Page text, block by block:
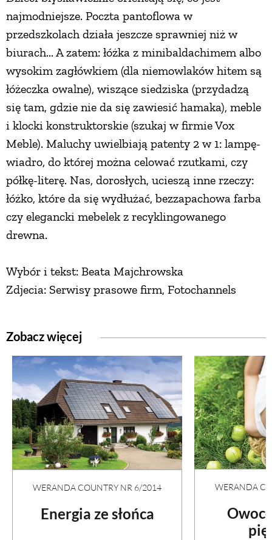
najmodniejsze. Poczta pantoflowa w
przedszkolach działa jeszcze sprawniej niż w
biurach... A zatem: łóżka z minibaldachimem albo
wysokim zagłówkiem (dla niemowlaków hitem są
łóżeczka owalne), wiszące siedziska (przydadzą
się tam, gdzie nie da się zawiesić hamaka), meble
i klocki konstruktorskie (szukaj w firmie Vox
Meble). Maluchy uwielbiają patenty 2 w 1: lampę-
wiadro, do której można celować rzutkami, czy
półkę-literę. Nas, dorosłych, ucieszą inne rzeczy:
łóżko, które da się wydłużać, bezzapachowa farba
czy elegancki mebelek z recyklingowanego
drewna.
Wybór i tekst: Beata Majchrowska
Zdjecia: Serwisy prasowe firm, Fotochannels
Zobacz więcej
WERANDA COUNTRY NR 6/2014
Energia ze słońca
WERANDA
PRZEPISY
ŚNIADANIA
PRZYSTAWKI
ZUPY
DANIA GŁÓWNE
CIASTA I DESERY
PRZETWORY